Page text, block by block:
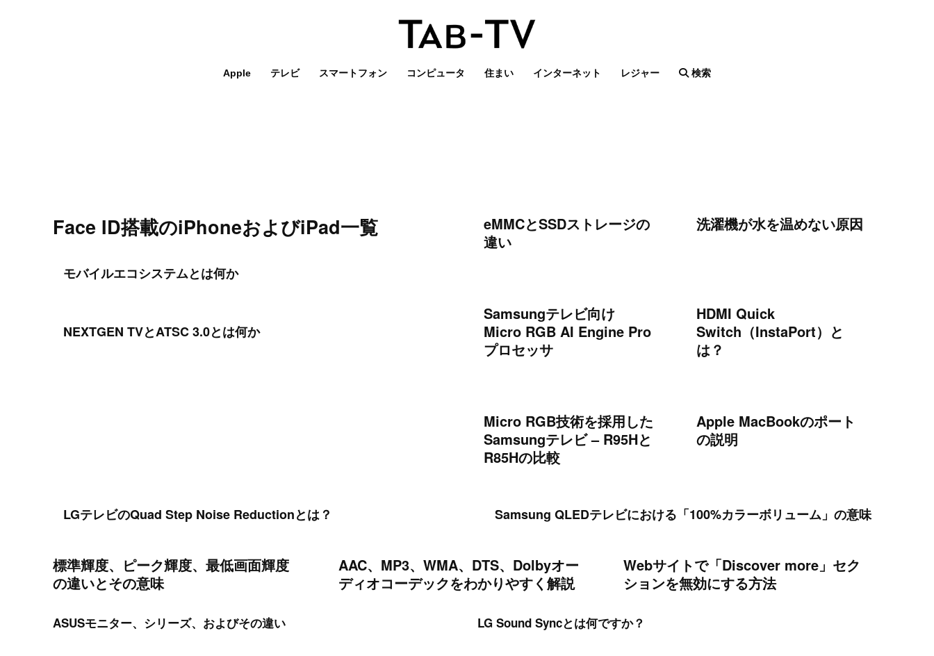
Apple テレビ スマートフォン コンピュータ 住まい インターネット レジャー 検索
Face ID搭載のiPhoneおよびiPad一覧
モバイルエコシステムとは何か
NEXTGEN TVとATSC 3.0とは何か
eMMCとSSDストレージの
違い
洗濯機が水を温めない原因
Samsungテレビ向け
Micro RGB AI Engine Pro
プロセッサ
HDMI Quick
Switch（InstaPort）と
は？
Micro RGB技術を採用した
Samsungテレビ – R95Hと
R85Hの比較
Apple MacBookのポート
の説明
LGテレビのQuad Step Noise Reductionとは？ Samsung QLEDテレビにおける「100%カラーボリューム」の意味
標準輝度、ピーク輝度、最低画面輝度
の違いとその意味
AAC、MP3、WMA、DTS、Dolbyオー
ディオコーデックをわかりやすく解説
Webサイトで「Discover more」セク
ションを無効にする方法
ASUSモニター、シリーズ、およびその違い LG Sound Syncとは何ですか？